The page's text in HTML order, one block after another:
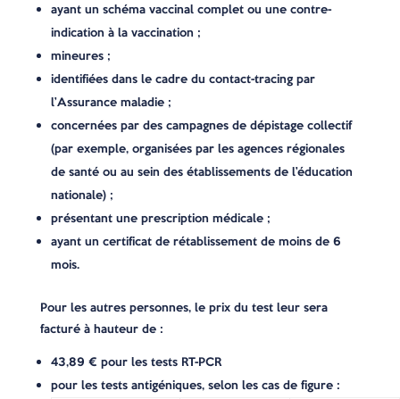
ayant un schéma vaccinal complet ou une contre-
indication à la vaccination ;
mineures ;
identifiées dans le cadre du contact-tracing par
l’Assurance maladie ;
concernées par des campagnes de dépistage collectif
(par exemple, organisées par les agences régionales
de santé ou au sein des établissements de l’éducation
nationale) ;
présentant une prescription médicale ;
ayant un certificat de rétablissement de moins de 6
mois.
Pour les autres personnes, le prix du test leur sera
facturé à hauteur de :
43,89 € pour les tests RT-PCR
pour les tests antigéniques, selon les cas de figure :